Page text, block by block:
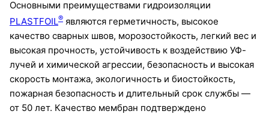
Основными преимуществами гидроизоляции
PLASTFOIL® являются герметичность, высокое
качество сварных швов, морозостойкость, легкий вес и
высокая прочность, устойчивость к воздействию УФ-
лучей и химической агрессии, безопасность и высокая
скорость монтажа, экологичность и биостойкость,
пожарная безопасность и длительный срок службы —
от 50 лет. Качество мембран подтверждено